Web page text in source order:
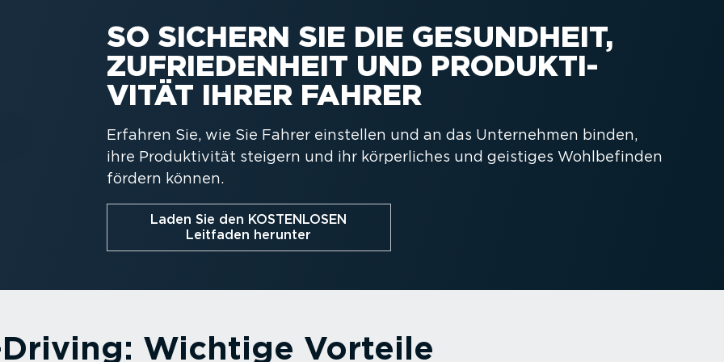
SO SICHERN SIE DIE GESUNDHEIT,
ZUFRIE­DENHEIT UND PRODUK­TI­
VITÄT IHRER FAHRER
Erfahren Sie, wie Sie Fahrer einstellen und an das Unternehmen binden,
ihre Produk­ti­vität steigern und ihr körper­liches und geistiges Wohlbe­finden
fördern können.
Laden Sie den KOSTENLOSEN
Leitfaden herunter
Wichtige Vorteile